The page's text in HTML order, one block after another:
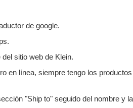
de google.
sitio web de Klein.
en línea, siempre tengo los
"Ship to" seguido del nombre y